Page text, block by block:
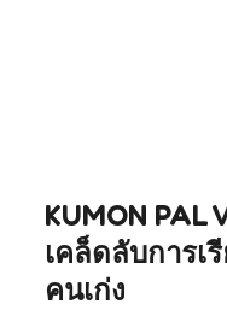
KUMON PAL
เคล็ดลับการเ
คนเก่ง